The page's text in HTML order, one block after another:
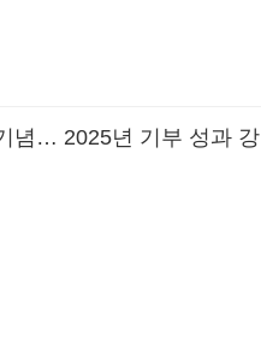
념… 2025년 기부 성과 강